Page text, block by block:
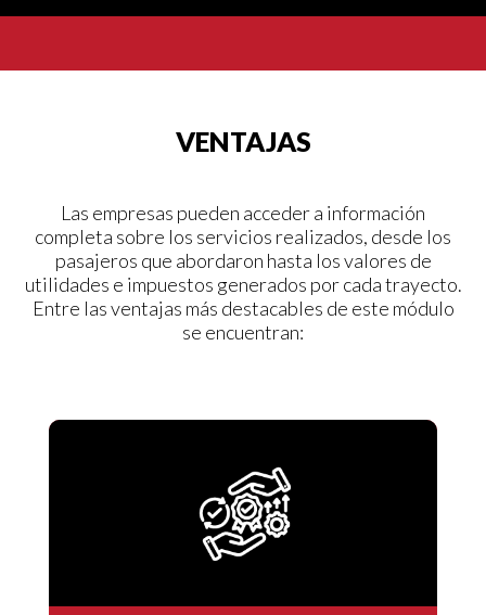
VENTAJAS
Las empresas pueden acceder a información
completa sobre los servicios realizados, desde los
pasajeros que abordaron hasta los valores de
utilidades e impuestos generados por cada trayecto.
Entre las ventajas más destacables de este módulo
se encuentran: